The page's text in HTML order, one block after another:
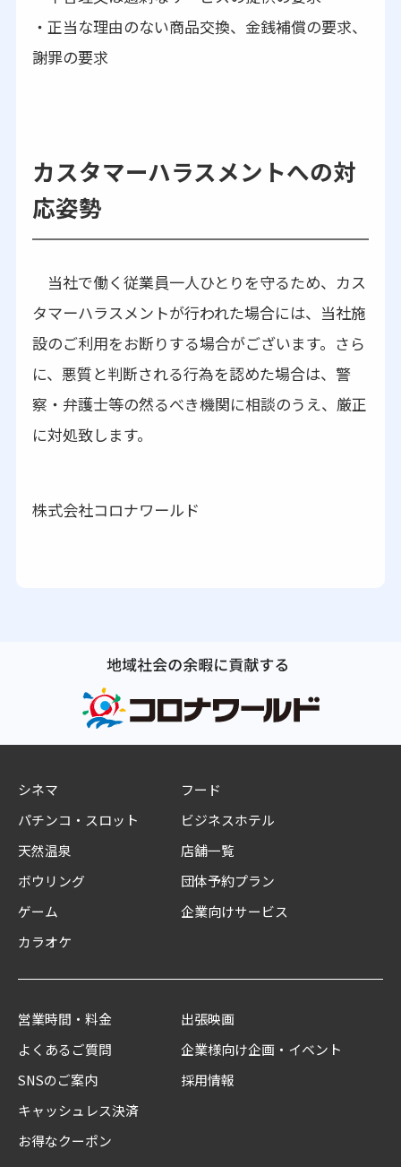
・正当な理由のない商品交換、金銭補償の要求、
謝罪の要求
カスタマーハラスメントへの対
応姿勢
当社で働く従業員一人ひとりを守るため、カス
タマーハラスメントが行われた場合には、当社施
設のご利用をお断りする場合がございます。さら
に、悪質と判断される行為を認めた場合は、警
察・弁護士等の然るべき機関に相談のうえ、厳正
に対処致します。
株式会社コロナワールド
シネマ
パチンコ・スロット
天然温泉
ボウリング
ゲーム
カラオケ
フード
ビジネスホテル
店舗一覧
団体予約プラン
企業向けサービス
営業時間・料金
よくあるご質問
SNSのご案内
キャッシュレス決済
お得なクーポン
出張映画
企業様向け企画・イベント
採用情報